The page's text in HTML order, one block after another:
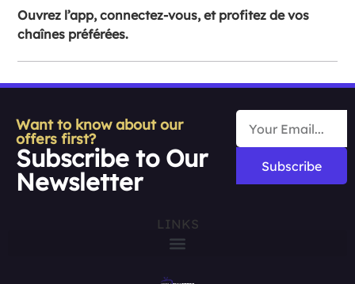
Ouvrez l’app, connectez-vous, et profitez de vos
chaînes préférées.
Want to know about our
offers first?
Subscribe to Our
Newsletter
Subscribe
LINKS